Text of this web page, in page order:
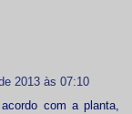
2013 às 07:10
com a planta,